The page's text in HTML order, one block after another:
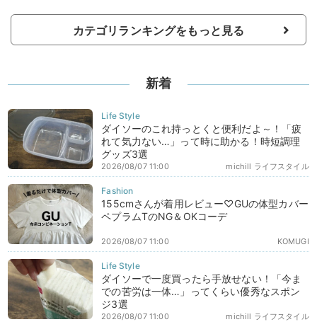
カテゴリランキングをもっと見る
新着
ダイソーのこれ持っとくと便利だよ～！「疲
れて気力ない…」って時に助かる！時短調理
グッズ3選
michill ライフスタイル
2026/08/07 11:00
155cmさんが着用レビュー♡GUの体型カバー
ペプラムTのNG＆OKコーデ
KOMUGI
2026/08/07 11:00
ダイソーで一度買ったら手放せない！「今ま
での苦労は一体…」ってくらい優秀なスポン
ジ3選
michill ライフスタイル
2026/08/07 11:00